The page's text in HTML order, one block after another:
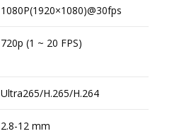
1080P(1920×1080)@30fps
720p (1 ~ 20 FPS)
Ultra265/H.265/H.264
2.8-12 mm